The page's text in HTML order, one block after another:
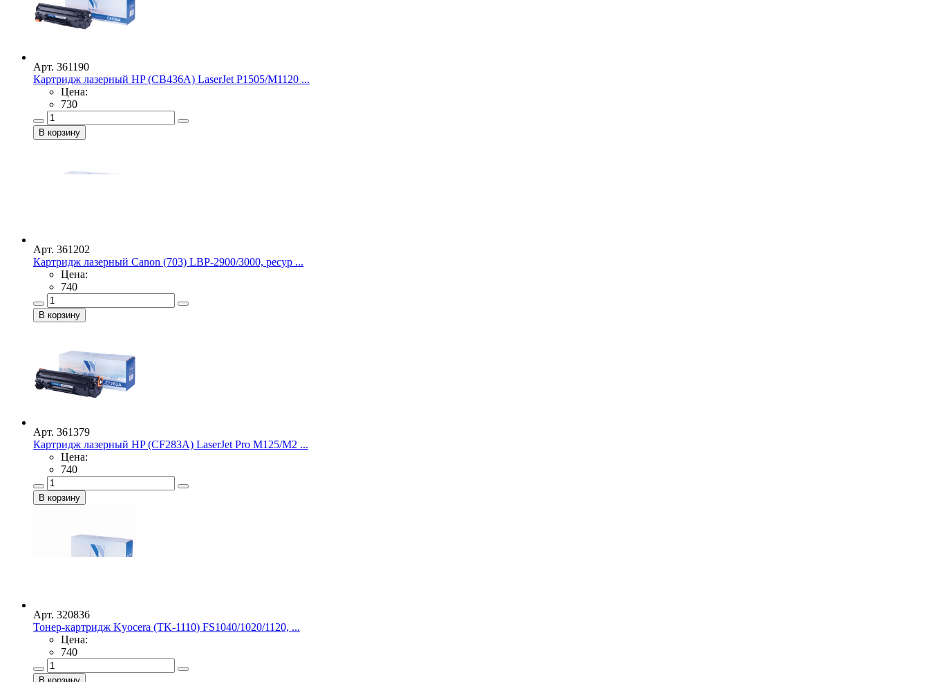
Арт. 361190
Картридж лазерный HP (CB436A) LaserJet P1505/M1120 ...
Цена:
730
Арт. 361202
Картридж лазерный Canon (703) LBP-2900/3000, ресур ...
Цена:
740
Арт. 361379
Картридж лазерный HP (CF283A) LaserJet Pro M125/M2 ...
Цена:
740
Арт. 320836
Тонер-картридж Kyocera (TK-1110) FS1040/1020/1120, ...
Цена:
740